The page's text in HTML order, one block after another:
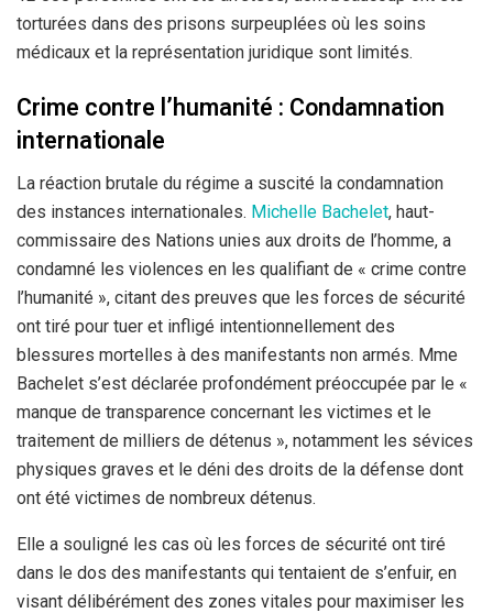
torturées dans des prisons surpeuplées où les soins
médicaux et la représentation juridique sont limités.
Crime contre l’humanité : Condamnation
internationale
La réaction brutale du régime a suscité la condamnation
des instances internationales. Michelle Bachelet, haut-
commissaire des Nations unies aux droits de l’homme, a
condamné les violences en les qualifiant de « crime contre
l’humanité », citant des preuves que les forces de sécurité
ont tiré pour tuer et infligé intentionnellement des
blessures mortelles à des manifestants non armés. Mme
Bachelet s’est déclarée profondément préoccupée par le «
manque de transparence concernant les victimes et le
traitement de milliers de détenus », notamment les sévices
physiques graves et le déni des droits de la défense dont
ont été victimes de nombreux détenus.
Elle a souligné les cas où les forces de sécurité ont tiré
dans le dos des manifestants qui tentaient de s’enfuir, en
visant délibérément des zones vitales pour maximiser les